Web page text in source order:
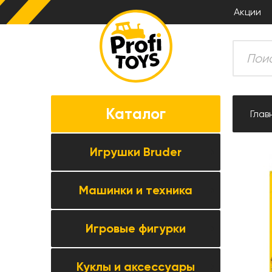
Акции
Каталог
Игрушки Bruder
Все товары категории →
Комбайны
Тракторы
Прицепная техника
Машинки и техника
Все товары категории →
Коллекционные модели
Игровые фигурки
Все товары категории →
Куклы и аксессуары